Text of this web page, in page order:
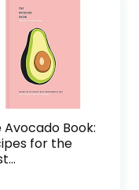
Avocado Book:
for the